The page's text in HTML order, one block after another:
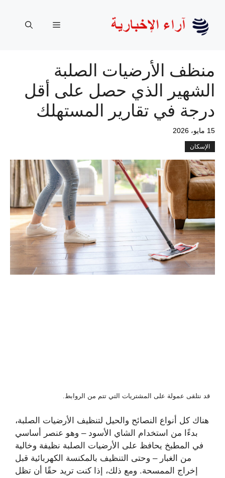
المحتوى
القائمة
منظف ​​الأرضيات الصلبة
الشهير الذي حصل على أقل
درجة في تقارير المستهلك
15 مايو، 2026
الإسكان
قد نتلقى عمولة على المشتريات التي تتم من الروابط.
هناك كل أنواع النصائح والحيل لتنظيف الأرضيات الصلبة،
بدءًا من استخدام الشاي الأسود – وهو عنصر أساسي
في المطبخ يحافظ على الأرضيات الصلبة نظيفة وخالية
من الغبار – وحتى التنظيف بالمكنسة الكهربائية قبل
إخراج الممسحة. ومع ذلك، إذا كنت تريد حقًا أن تظل